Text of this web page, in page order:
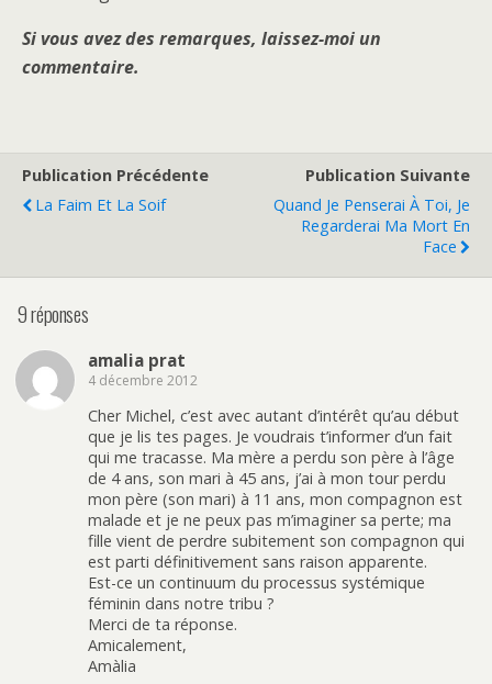
Si vous avez des remarques, laissez-moi un
commentaire.
Publication Précédente
La Faim Et La Soif
Publication Suivante
Quand Je Penserai À Toi, Je
Regarderai Ma Mort En
Face
9 réponses
amalia prat
4 décembre 2012
Cher Michel, c’est avec autant d’intérêt qu’au début
que je lis tes pages. Je voudrais t’informer d’un fait
qui me tracasse. Ma mère a perdu son père à l’âge
de 4 ans, son mari à 45 ans, j’ai à mon tour perdu
mon père (son mari) à 11 ans, mon compagnon est
malade et je ne peux pas m’imaginer sa perte; ma
fille vient de perdre subitement son compagnon qui
est parti définitivement sans raison apparente.
Est-ce un continuum du processus systémique
féminin dans notre tribu ?
Merci de ta réponse.
Amicalement,
Amàlia